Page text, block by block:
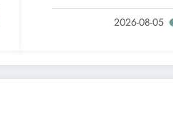
2026-08-05